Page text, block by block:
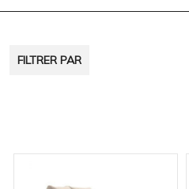
FILTRER PAR